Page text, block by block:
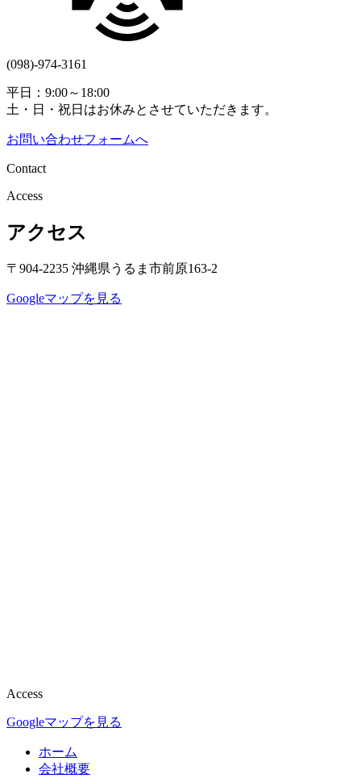
(098)-974-3161
平日：9:00～18:00
土・日・祝日はお休みとさせていただきます。
お問い合わせフォームへ
Contact
Access
アクセス
〒904-2235 沖縄県うるま市前原163-2
Googleマップを見る
Access
Googleマップを見る
ホーム
会社概要